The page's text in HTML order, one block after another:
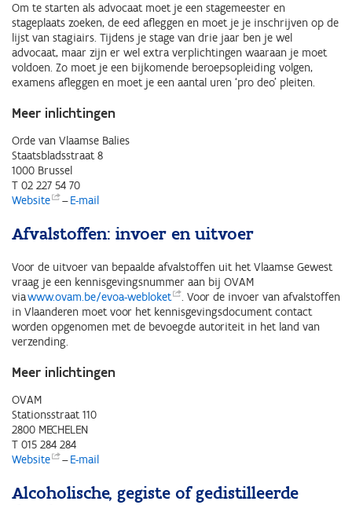
Om te starten als advocaat moet je een stagemeester en
stageplaats zoeken, de eed afleggen en moet je je inschrijven op de
lijst van stagiairs. Tijdens je stage van drie jaar ben je wel
advocaat, maar zijn er wel extra verplichtingen waaraan je moet
voldoen. Zo moet je een bijkomende beroepsopleiding volgen,
examens afleggen en moet je een aantal uren ‘pro deo’ pleiten.
Meer inlichtingen
Orde van Vlaamse Balies
Staatsbladsstraat 8
1000 Brussel
T 02 227 54 70
Website
–E-mail
Afvalstoffen: invoer en uitvoer
Voor de uitvoer van bepaalde afvalstoffen uit het Vlaamse Gewest
vraag je een kennisgevingsnummer aan bij OVAM
viawww.ovam.be/evoa-webloket
. Voor de invoer van afvalstoffen
in Vlaanderen moet voor het kennisgevingsdocument contact
worden opgenomen met de bevoegde autoriteit in het land van
verzending.
Meer inlichtingen
OVAM
Stationsstraat 110
2800 MECHELEN
T 015 284 284
Website
–E-mail
Alcoholische, gegiste of gedistilleerde